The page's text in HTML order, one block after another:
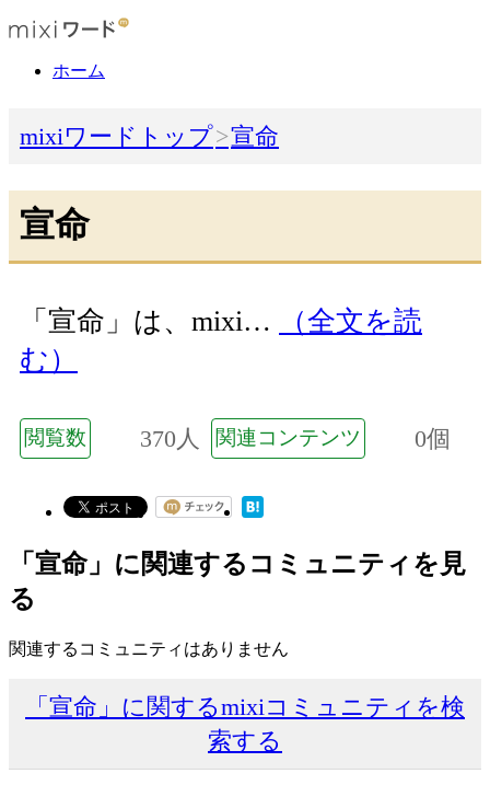
ホーム
mixiワードトップ 宣命
宣命
「宣命」は、mixi…
（全文を読
む）
閲覧数 370人 関連コンテンツ 0個
「宣命」に関連するコミュニティを見
る
関連するコミュニティはありません
「宣命」に関するmixiコミュニティを検
索する